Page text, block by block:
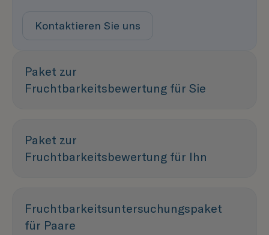
Kontaktieren Sie uns
Paket zur
Fruchtbarkeitsbewertung für Sie
Paket zur
Fruchtbarkeitsbewertung für Ihn
Fruchtbarkeitsuntersuchungspaket
für Paare